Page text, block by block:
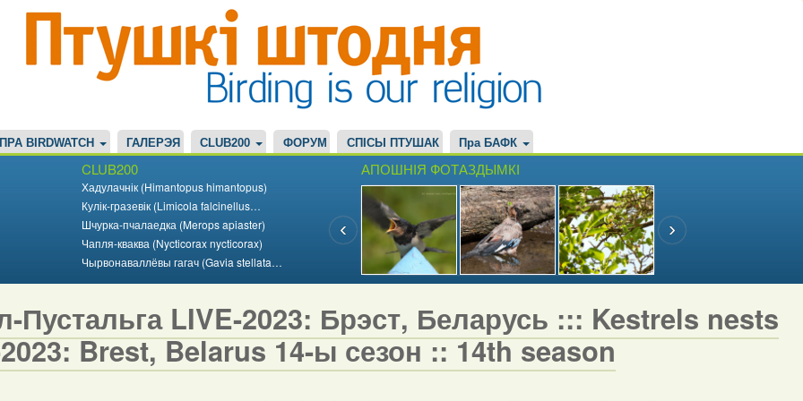
ПРА BIRDWATCH ГАЛЕРЭЯ CLUB200 ФОРУМ СПІСЫ ПТУШАК Пра БАФК
CLUB200
Хадулачнік (Himantopus himantopus)
Кулік-гразевік (Limicola falcinellus…
Шчурка-пчалаедка (Merops apiaster)
Чапля-кваква (Nycticorax nycticorax)
Чырвонаваллёвы гагач (Gavia stellata…
АПОШНІЯ ФОТАЗДЫМКІ
Пустальга LIVE-2023: Брэст, Беларусь ::: Kestrels nests
Brest, Belarus 14-ы сезон :: 14th season